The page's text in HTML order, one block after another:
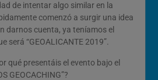
de intentar algo similar en la
comenzó a surgir una idea
darnos cuenta, ya teníamos el
será “GEOALICANTE 2019”.
qué presentáis el evento bajo el
GEOCACHING”?